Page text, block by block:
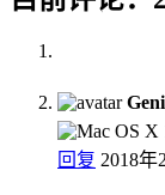
回复 2018年